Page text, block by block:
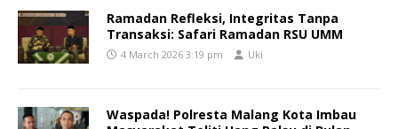
Ramadan Refleksi, Integritas Tanpa
Transaksi: Safari Ramadan RSU UMM
4 March 2026 3:19 pm Uki
Waspada! Polresta Malang Kota Imbau